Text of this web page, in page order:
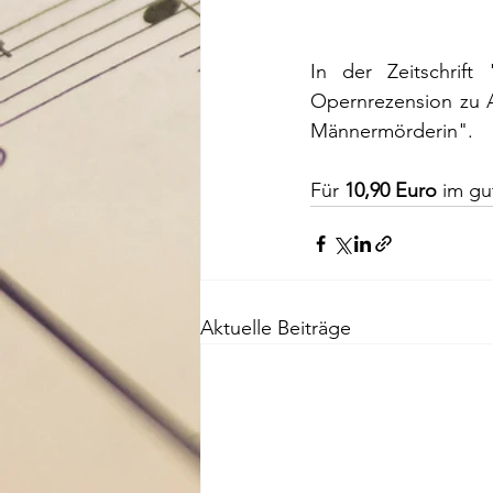
In der Zeitschrift
Opernrezension zu
Männermörderin".
Für 10,90 Euro im
Aktuelle Beiträge